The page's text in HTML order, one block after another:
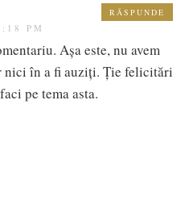
PM
Așa este, nu avem
nici în a fi auziți. Ție felicitări
pe tema asta.
RĂSPUNDE